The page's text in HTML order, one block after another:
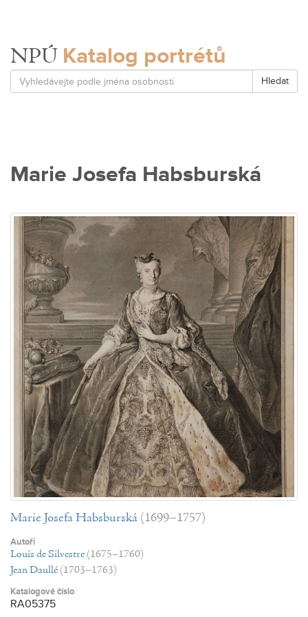
NPÚ Katalog portrétů
Hledat
Marie Josefa Habsburská
Marie Josefa Habsburská (1699–1757)
Autoři
Louis de Silvestre (1675–1760)
Jean Daullé (1703–1763)
Katalogové číslo
RA05375